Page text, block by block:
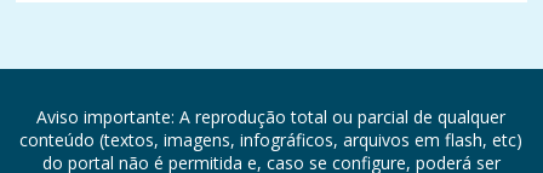
Aviso importante: A reprodução total ou parcial de qualquer
conteúdo (textos, imagens, infográficos, arquivos em flash, etc)
do portal não é permitida e, caso se configure, poderá ser